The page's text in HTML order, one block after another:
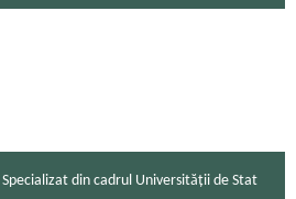
din cadrul Universităţii de Stat